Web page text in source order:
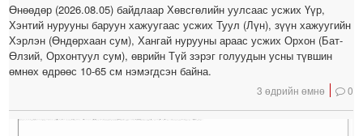
Өнөөдөр (2026.08.05) байдлаар Хөвсгөлийн уулсаас усжих Үүр,
Хэнтий нурууны баруун хажуугаас усжих Туул (Лүн), зүүн хажуугийн
Хэрлэн (Өндөрхаан сум), Хангай нурууны араас усжих Орхон (Бат-
Өлзий, Орхонтуул сум), өврийн Түй зэрэг голуудын усны түвшин
өмнөх өдрөөс 10-65 см нэмэгдсэн байна.
3 өдрийн өмнө 0